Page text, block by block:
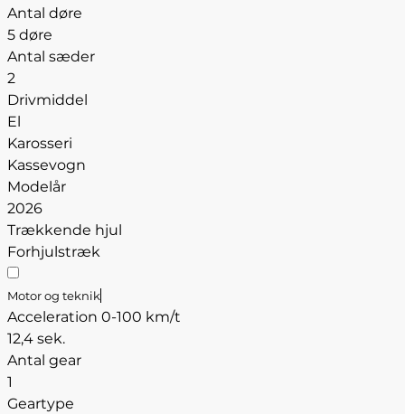
Antal døre
5 døre
Antal sæder
2
Drivmiddel
El
Karosseri
Kassevogn
Modelår
2026
Trækkende hjul
Forhjulstræk
Motor og teknik
Acceleration 0-100 km/t
12,4 sek.
Antal gear
1
Geartype